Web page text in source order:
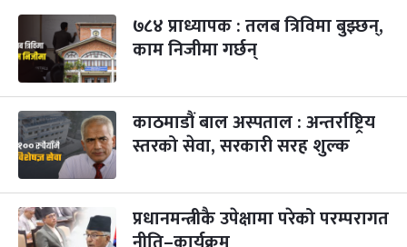
३
मंगल
महानवमी
कार्तिक ३, २०८३-Oct 20, 2026
२ महिना बाँकी
४
बुध कार्तिक ४, २०८३ Oct 21, 2026
५
बिहि
पापा‌ङ्कुशा एकादशी व्रत
कार्तिक ५, २०८३
२ महिना बाँकी
२२
आइत
कुकुर तिहार
कार्तिक २२, २०८३-Nov 8, 2026
३ महिना बाँकी
७८४ प्राध्यापक : तलब त्रिविमा बुझ्छन्,
काम निजीमा गर्छन्
काठमाडौं बाल अस्पताल : अन्तर्राष्ट्रिय
स्तरको सेवा, सरकारी सरह शुल्क
प्रधानमन्त्रीकै उपेक्षामा परेको परम्परागत